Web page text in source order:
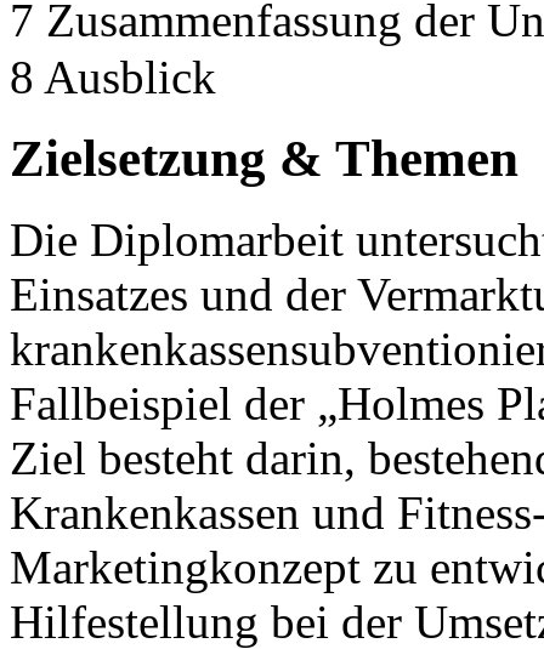
7 Zusammenfassung der
8 Ausblick
Zielsetzung & Themen
Die Diplomarbeit
Einsatzes und der
Fallbeispiel der „Holmes
Ziel besteht darin,
Krankenkassen und
Marketingkonzept zu
Hilfestellung bei der